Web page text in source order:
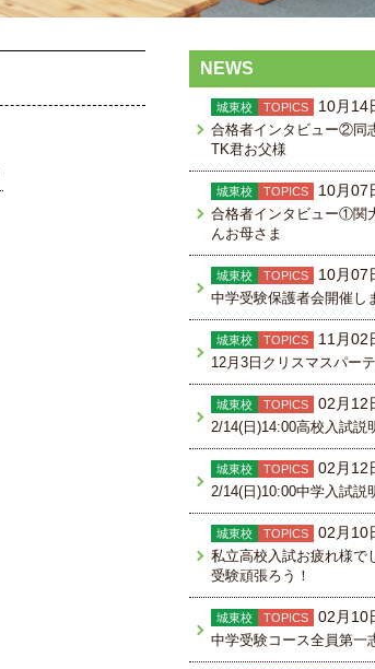
NEWS
城東校 TOPICS 10月14
合格者インタビュー②同
TK君お父様
城東校 TOPICS 10月07
合格者インタビュー①関
んお母さま
城東校 TOPICS 10月07
中学受験保護者会開催し
城東校 TOPICS 11月02
12月3日クリスマスパー
城東校 TOPICS 02月12
2/14(日)14:00高校入試説
城東校 TOPICS 02月12
2/14(日)10:00中学入試説
城東校 TOPICS 02月10
私立高校入試お疲れ様で
受験頑張ろう！
城東校 TOPICS 02月10
中学受験コース全員第一